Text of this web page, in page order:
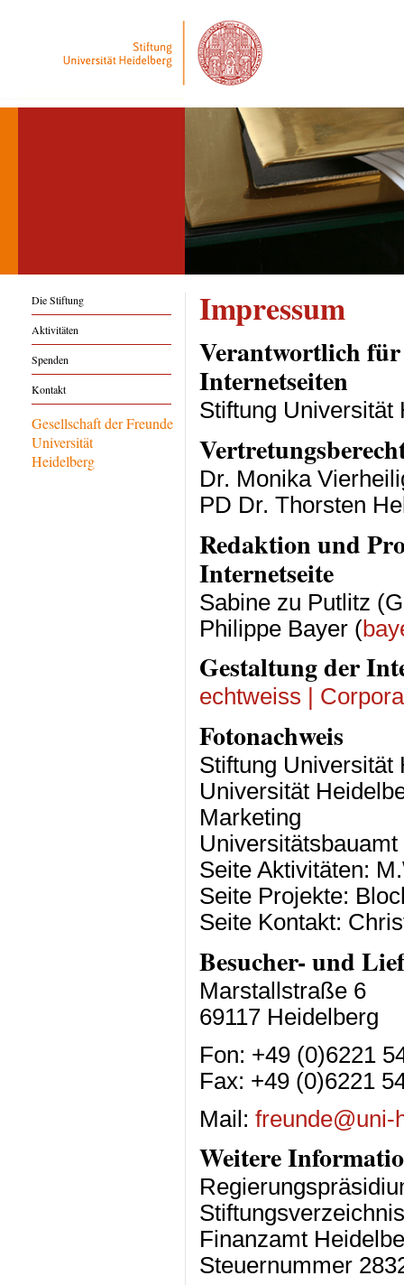
Die Stiftung
Aktivitäten
Spenden
Kontakt
Gesellschaft der Freunde
Universität
Heidelberg
Impressum
Verantwortlich
Internetseiten
Stiftung Universität
Dr. Monika
PD Dr. Thorsten
Redaktion und
Internetseite
Sabine zu Putlitz
Philippe Bayer (
Gestaltung der
echtweiss |
Fotonachweis
Stiftung Universität
Universität
Marketing
Seite Aktivitäten:
Seite Projekte:
Seite Kontakt:
Besucher- und
Marstallstraße 6
69117 Heidelberg
Fon: +49 (0)6221
Fax: +49 (0)6221
Mail: freunde@uni-
Weitere
Stiftungsverzeichnis
Finanzamt
Steuernummer